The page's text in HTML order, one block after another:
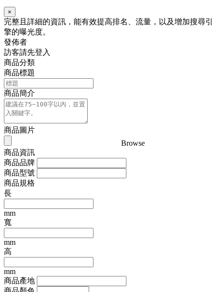
×
完整且詳細的資訊，能有效提高排名、流量，以及增加搜尋引
擎的曝光度。
發佈者
訪客請先登入
商品分類
商品標題
商品簡介
商品圖片
Browse
商品資訊
商品品牌
商品型號
商品規格
長
mm
寬
mm
高
mm
商品產地